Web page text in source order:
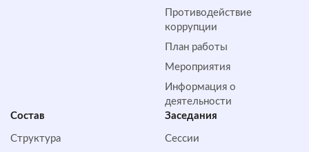
Противодействие
коррупции
План работы
Мероприятия
Информация о
деятельности
Состав
Структура
Заседания
Сессии